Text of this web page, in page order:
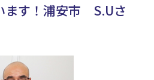
ます！浦安市 S.Uさ